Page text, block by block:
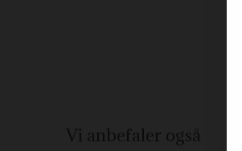
Vi anbefaler også